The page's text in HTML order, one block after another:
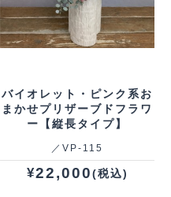
バイオレット・ピンク系お
まかせプリザーブドフラワ
ー【縦長タイプ】
／VP‐115
¥22,000(税込)